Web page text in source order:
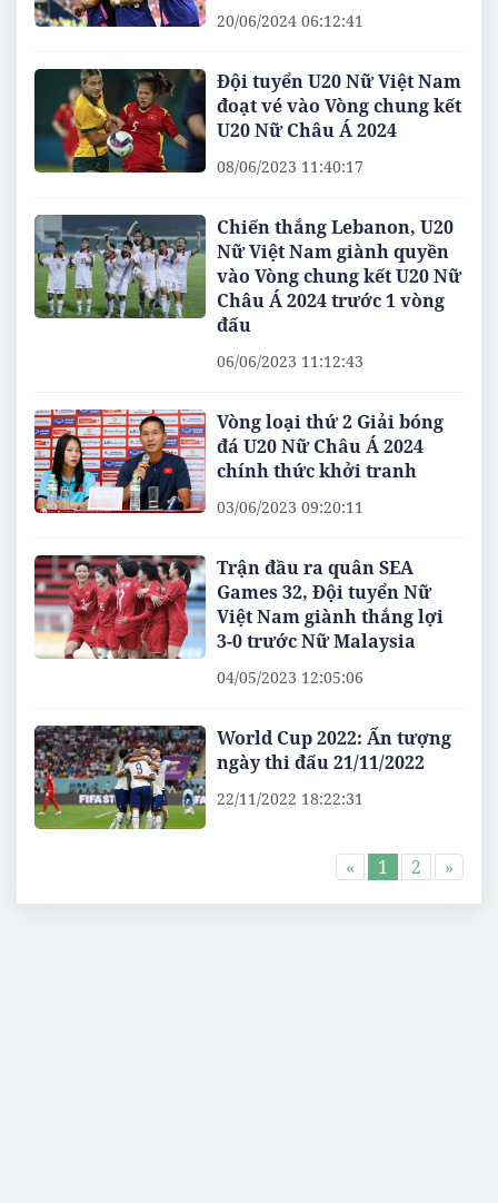
20/06/2024 06:12:41
Đội tuyển U20 Nữ Việt Nam
đoạt vé vào Vòng chung kết
U20 Nữ Châu Á 2024
08/06/2023 11:40:17
Chiến thắng Lebanon, U20
Nữ Việt Nam giành quyền
vào Vòng chung kết U20 Nữ
Châu Á 2024 trước 1 vòng
đấu
06/06/2023 11:12:43
Vòng loại thứ 2 Giải bóng
đá U20 Nữ Châu Á 2024
chính thức khởi tranh
03/06/2023 09:20:11
Trận đầu ra quân SEA
Games 32, Đội tuyển Nữ
Việt Nam giành thắng lợi
3-0 trước Nữ Malaysia
04/05/2023 12:05:06
World Cup 2022: Ấn tượng
ngày thi đấu 21/11/2022
22/11/2022 18:22:31
« 1 2 »